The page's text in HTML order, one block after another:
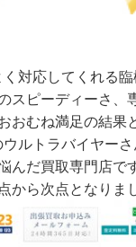
対応してくれる
スピーディーさ、
おむね満足の結果
ルトラバイヤー
んだ買取専門店で
から次点となりま